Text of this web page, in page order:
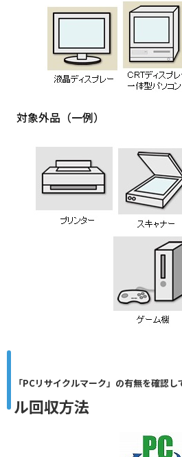
対象外品（一例）
「PCリサイクルマーク」の有無を確認し
ル回収方法